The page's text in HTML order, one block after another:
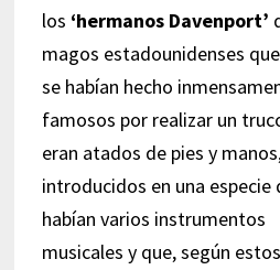
los ‘hermanos Davenport’
magos estadounidenses
se habían hecho
famosos por realizar un
eran atados de pies y
introducidos en una especie
habían varios instrumentos
musicales y que, según